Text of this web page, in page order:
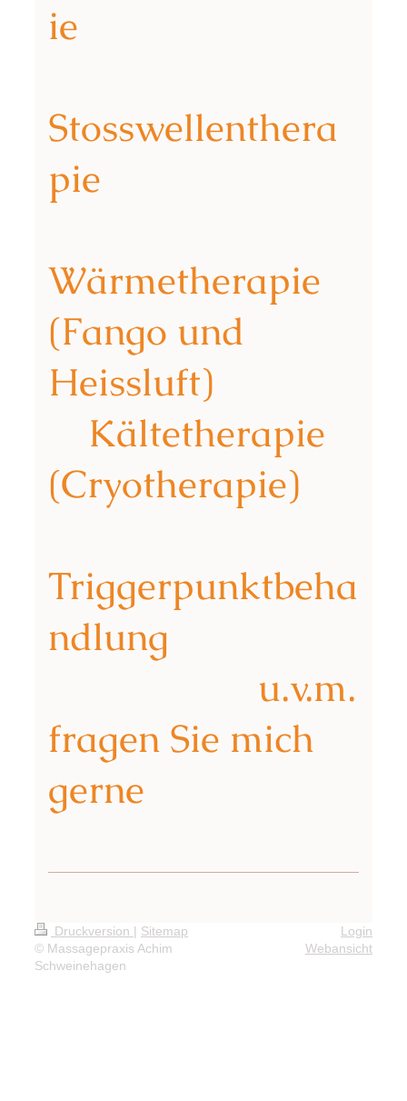
ie
Stosswellenthera
pie
Wärmetherapie
(Fango und
Heissluft)
Kältetherapie
(Cryotherapie)
Triggerpunktbeha
ndlung
u.v.m.
fragen Sie mich
gerne
Druckversion | Sitemap
© Massagepraxis Achim
Schweinehagen
Login
Webansicht